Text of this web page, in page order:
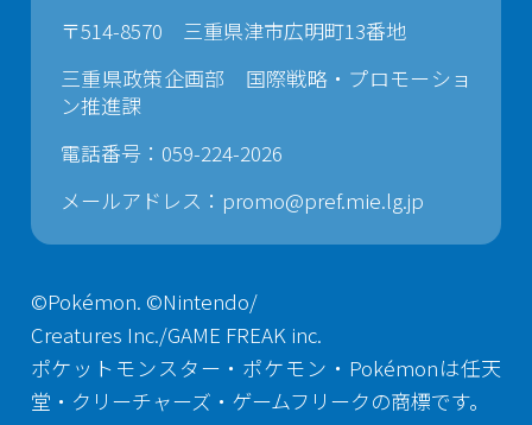
〒514-8570 三重県津市広明町13番地
三重県政策企画部 国際戦略・プロモーショ
ン推進課
電話番号：059-224-2026
メールアドレス： promo@pref.mie.lg.jp
©Pokémon. ©Nintendo/
Creatures Inc./GAME FREAK inc.
ポケットモンスター・ポケモン・Pokémonは任天
堂・クリーチャーズ・ゲームフリークの商標です。